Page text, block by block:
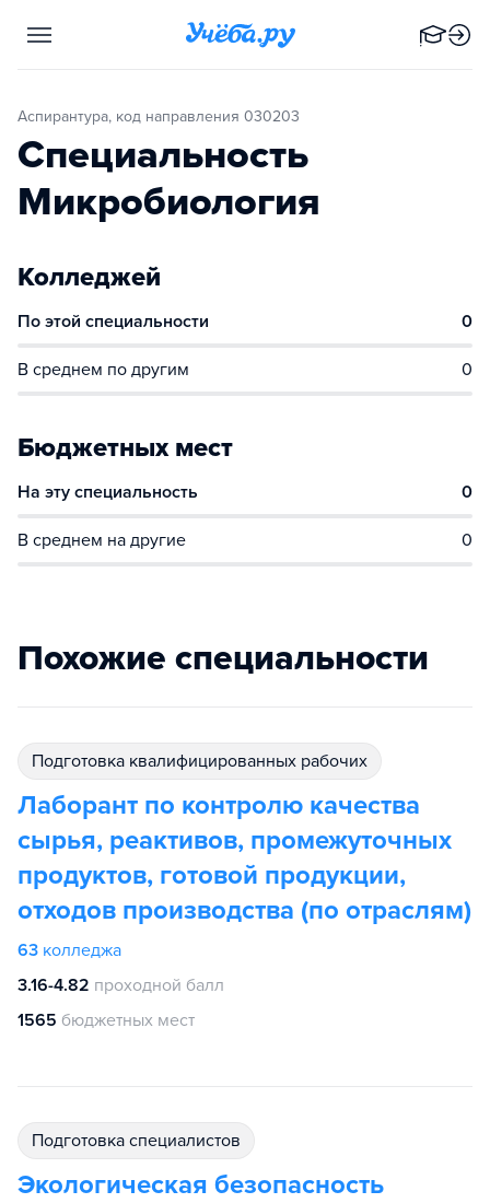
Аспирантура, код направления 030203
Специальность
Микробиология
Колледжей
По этой специальности 0
В среднем по другим 0
Бюджетных мест
На эту специальность 0
В среднем на другие 0
Похожие специальности
подготовка квалифицированных рабочих
Лаборант по контролю качества
сырья, реактивов, промежуточных
продуктов, готовой продукции,
отходов производства (по отраслям)
63 колледжа
3.16-4.82 проходной балл
1565 бюджетных мест
подготовка специалистов
Экологическая безопасность